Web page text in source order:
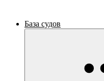
База судов